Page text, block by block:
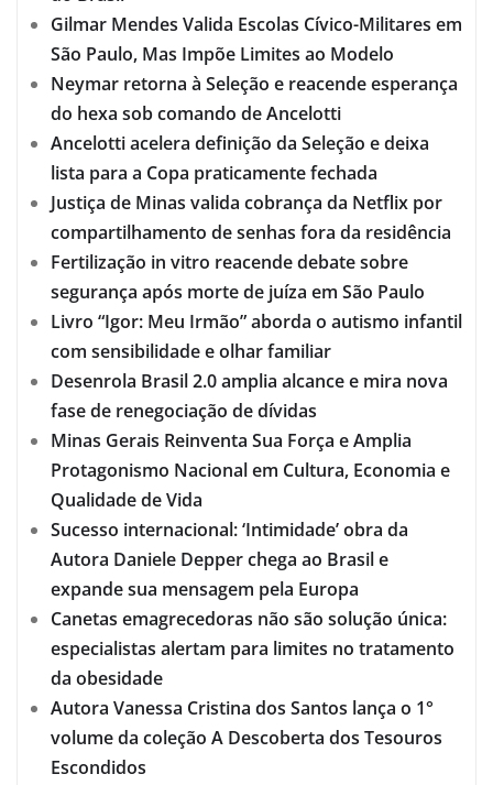
Gilmar Mendes Valida Escolas Cívico-Militares em
São Paulo, Mas Impõe Limites ao Modelo
Neymar retorna à Seleção e reacende esperança
do hexa sob comando de Ancelotti
Ancelotti acelera definição da Seleção e deixa
lista para a Copa praticamente fechada
Justiça de Minas valida cobrança da Netflix por
compartilhamento de senhas fora da residência
Fertilização in vitro reacende debate sobre
segurança após morte de juíza em São Paulo
Livro “Igor: Meu Irmão” aborda o autismo infantil
com sensibilidade e olhar familiar
Desenrola Brasil 2.0 amplia alcance e mira nova
fase de renegociação de dívidas
Minas Gerais Reinventa Sua Força e Amplia
Protagonismo Nacional em Cultura, Economia e
Qualidade de Vida
Sucesso internacional: ‘Intimidade’ obra da
Autora Daniele Depper chega ao Brasil e
expande sua mensagem pela Europa
Canetas emagrecedoras não são solução única:
especialistas alertam para limites no tratamento
da obesidade
Autora Vanessa Cristina dos Santos lança o 1°
volume da coleção A Descoberta dos Tesouros
Escondidos